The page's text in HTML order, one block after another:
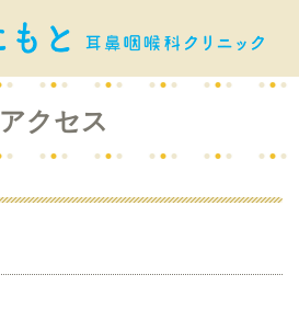
アクセス